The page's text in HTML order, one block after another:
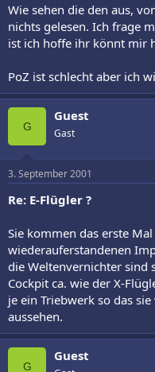
Wie sehen die den aus,
nichts gelesen. Ich frage
ist ich hoffe ihr könnt mir
PoZ ist schlecht aber ich
G
Guest
Gast
3. September 2001
Re: E-Flügler ?
Sie kommen das erste
wiederauferstandenen
die Weltenvernichter sind
Cockpit ca. wie der X-
je ein Triebwerk so das
aussehen.
G
Guest